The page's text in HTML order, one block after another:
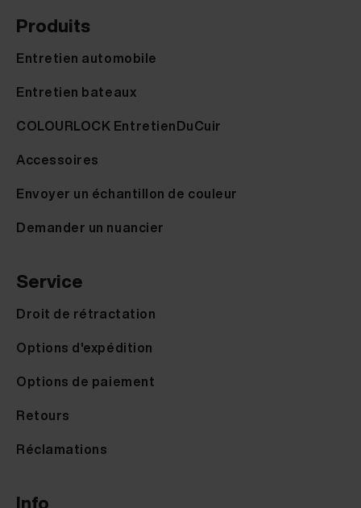
Produits
Entretien automobile
Entretien bateaux
COLOURLOCK EntretienDuCuir
Accessoires
Envoyer un échantillon de couleur
Demander un nuancier
Service
Droit de rétractation
Options d'expédition
Options de paiement
Retours
Réclamations